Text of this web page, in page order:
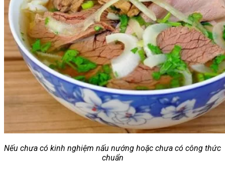
Nếu chưa có kinh nghiệm nấu nướng hoặc chưa có công thức
chuẩn